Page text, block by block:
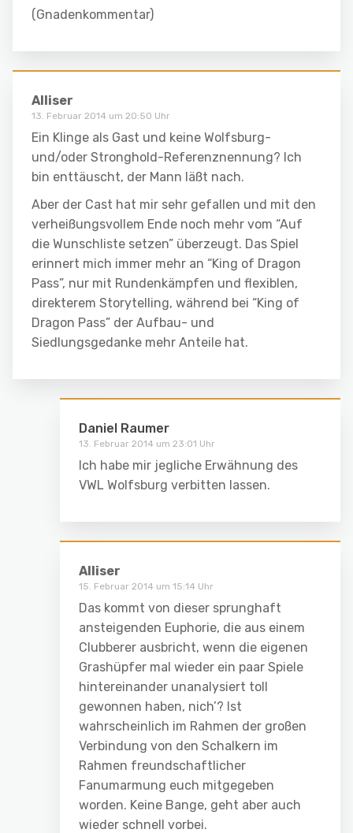
(Gnadenkommentar)
Alliser
13. Februar 2014 um 20:50 Uhr
Ein Klinge als Gast und keine Wolfsburg-
und/oder Stronghold-Referenznennung? Ich
bin enttäuscht, der Mann läßt nach.
Aber der Cast hat mir sehr gefallen und mit den
verheißungsvollem Ende noch mehr vom “Auf
die Wunschliste setzen” überzeugt. Das Spiel
erinnert mich immer mehr an “King of Dragon
Pass”, nur mit Rundenkämpfen und flexiblen,
direkterem Storytelling, während bei “King of
Dragon Pass” der Aufbau- und
Siedlungsgedanke mehr Anteile hat.
Daniel Raumer
13. Februar 2014 um 23:01 Uhr
Ich habe mir jegliche Erwähnung des
VWL Wolfsburg verbitten lassen.
Alliser
15. Februar 2014 um 15:14 Uhr
Das kommt von dieser sprunghaft
ansteigenden Euphorie, die aus einem
Clubberer ausbricht, wenn die eigenen
Grashüpfer mal wieder ein paar Spiele
hintereinander unanalysiert toll
gewonnen haben, nich’? Ist
wahrscheinlich im Rahmen der großen
Verbindung von den Schalkern im
Rahmen freundschaftlicher
Fanumarmung euch mitgegeben
worden. Keine Bange, geht aber auch
wieder schnell vorbei.